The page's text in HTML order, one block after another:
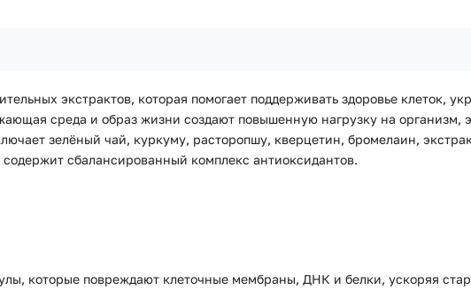
экстрактов, которая помогает поддерживать здоровье клеток,
среда и образ жизни создают повышенную нагрузку на организм,
зелёный чай, куркуму, расторопшу, кверцетин, бромелаин,
сбалансированный комплекс антиоксидантов.
которые повреждают клеточные мембраны, ДНК и белки, ускоряя